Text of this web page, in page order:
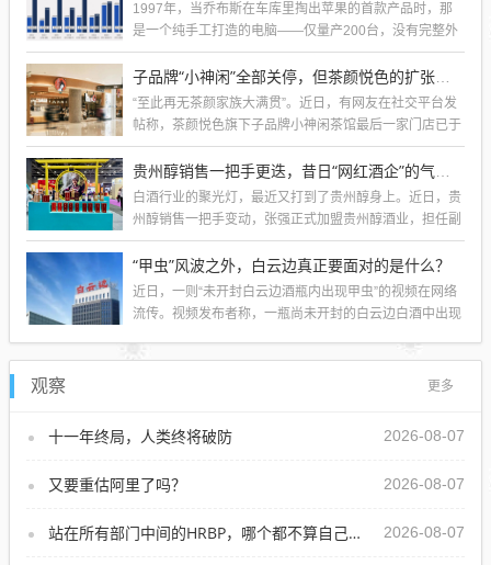
1997年，当乔布斯在车库里掏出苹果的首款产品时，那
是一个纯手工打造的电脑——仅量产200台，没有完整外
壳、功能极简，价格为666.66...
子品牌“小神闲”全部关停，但茶颜悦色的扩张还在提速
“至此再无茶颜家族大满贯”。近日，有网友在社交平台发
帖称，茶颜悦色旗下子品牌小神闲茶馆最后一家门店已于
7月31日关闭。消息传出后，不少湖...
贵州醇销售一把手更迭，昔日“网红酒企”的气质变了
白酒行业的聚光灯，最近又打到了贵州醇身上。近日，贵
州醇销售一把手变动，张强正式加盟贵州醇酒业，担任副
总经理兼销售公司总经理，全面执掌销售...
“甲虫”风波之外，白云边真正要面对的是什么？
近日，一则“未开封白云边酒瓶内出现甲虫”的视频在网络
流传。视频发布者称，一瓶尚未开封的白云边白酒中出现
观察 更多
2026-08-07
十一年终局，人类终将破防
2026-08-07
又要重估阿里了吗？
2026-08-07
站在所有部门中间的HRBP，哪个都不算自己人